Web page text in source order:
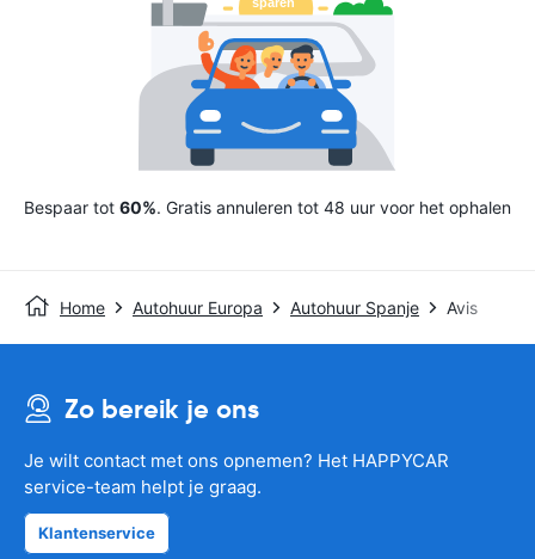
Bespaar tot 60%. Gratis annuleren tot 48 uur voor het ophalen
Home Autohuur Europa Autohuur Spanje Avis
Zo bereik je ons
Je wilt contact met ons opnemen? Het HAPPYCAR
service-team helpt je graag.
Klantenservice